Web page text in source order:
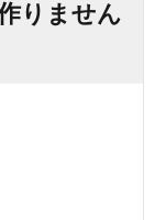
りません